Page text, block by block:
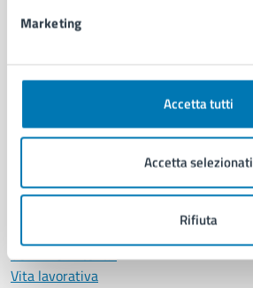
Marketing
Accetta tutti
Accetta selezionati
Rifiuta
CATEGORIE DI SERVIZIO
Anagrafe e stato civile
Cultura e tempo libero
Educazione e formazione
Giustizia e sicurezza pubblica
Servizi Cimiteriali
Vita lavorativa